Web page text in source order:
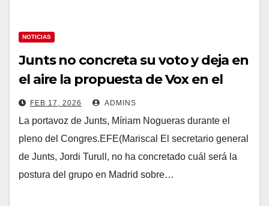
NOTICIAS
Junts no concreta su voto y deja en
el aire la propuesta de Vox en el
Congreso de prohibir el burka y el
niqab
FEB 17, 2026 ADMINS
La portavoz de Junts, Míriam Nogueras durante el
pleno del Congres.EFE(Mariscal El secretario general
de Junts, Jordi Turull, no ha concretado cuál será la
postura del grupo en Madrid sobre…